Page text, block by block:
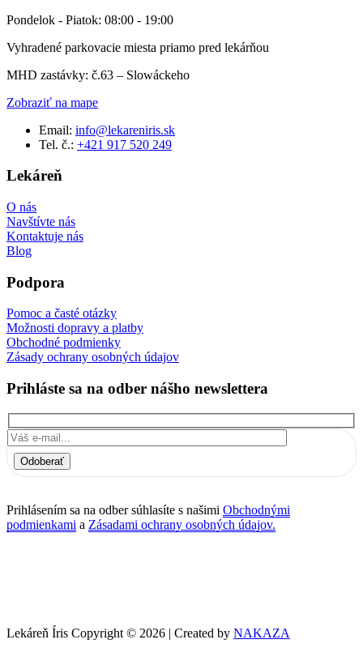
Pondelok - Piatok: 08:00 - 19:00
Vyhradené parkovacie miesta priamo pred lekárňou
MHD zastávky: č.63 – Slowáckeho
Zobraziť na mape
Email: info@lekareniris.sk
Tel. č.: +421 917 520 249
Lekáreň
O nás
Navštívte nás
Kontaktuje nás
Blog
Podpora
Pomoc a časté otázky
Možnosti dopravy a platby
Obchodné podmienky
Zásady ochrany osobných údajov
Prihláste sa na odber nášho newslettera
Odoberať
Prihlásením sa na odber súhlasíte s našimi Obchodnými
podmienkami a Zásadami ochrany osobných údajov.
Lekáreň Íris Copyright © 2026 | Created by NAKAZA